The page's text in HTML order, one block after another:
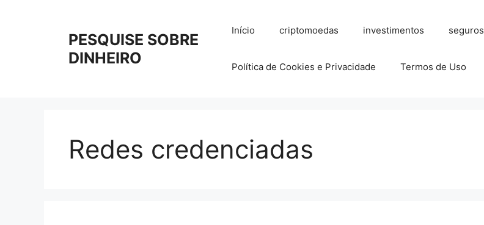
PESQUISE SOBRE
DINHEIRO
Início criptomoedas investimentos seguros
Política de Cookies e Privacidade Termos de Uso
Redes credenciadas